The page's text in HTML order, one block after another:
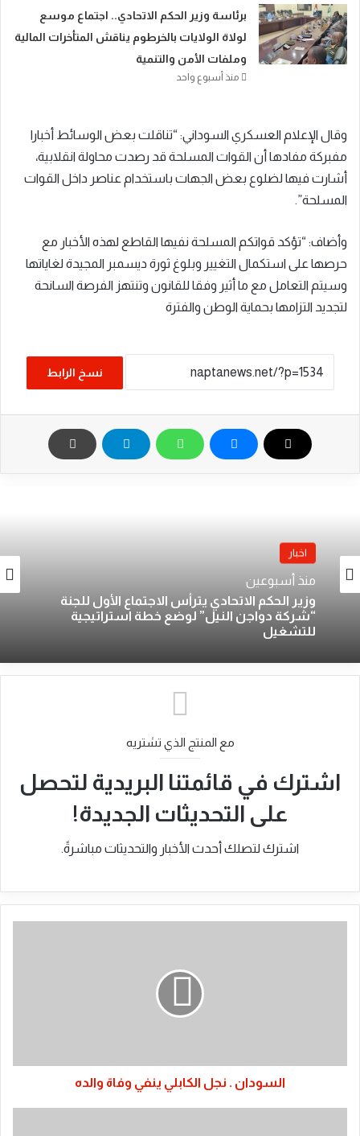
​برئاسة وزير الحكم الاتحادي.. اجتماع موسع
لولاة الولايات بالخرطوم يناقش المتأخرات المالية
وملفات الأمن والتنمية
منذ أسبوع واحد
وقال الإعلام العسكري السوداني: “تناقلت بعض الوسائط أخبارا
مفبركة مفادها أن القوات المسلحة قد رصدت محاولة انقلابية،
أشارت فيها لضلوع بعض الجهات باستخدام عناصر داخل القوات
المسلحة”.
وأضاف: “تؤكد قواتكم المسلحة نفيها القاطع لهذه الأخبار مع
حرصها على استكمال التغيير وبلوغ ثورة ديسمبر المجيدة لغاياتها
وسيتم التعامل مع ما أثير وفقا للقانون وتنتهز الفرصة السانحة
لتجديد التزامها بحماية الوطن والفترة
نسخ الرابط
اخبار
منذ أسبوعين
وزير الحكم الاتحادي يترأس الاجتماع الأول للجنة
“شركة دواجن النيل” لوضع خطة استراتيجية
للتشغيل
مع المنتج الذي تشتريه
اشترك في قائمتنا البريدية لتحصل
على التحديثات الجديدة!
اشترك لتصلك أحدث الأخبار والتحديثات مباشرةً.
السودان . نجل الكابلي ينفي وفاة والده